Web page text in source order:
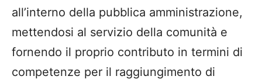
all’interno della pubblica amministrazione,
mettendosi al servizio della comunità e
fornendo il proprio contributo in termini di
competenze per il raggiungimento di